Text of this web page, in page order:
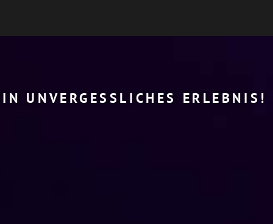
UNVERGESSLICHES ERLEBNIS!